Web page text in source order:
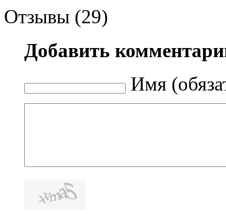
Отзывы (29)
Добавить
Имя